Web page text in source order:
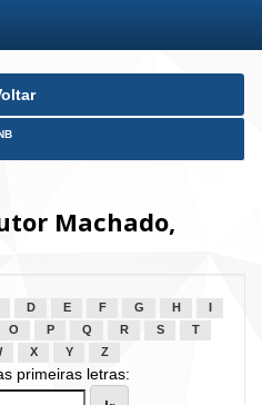
Machado,
D E F G H
O P Q R S
T
X Y Z
primeiras letras: